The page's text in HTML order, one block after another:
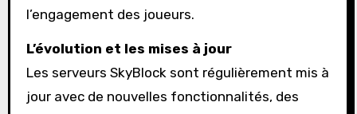
l’engagement des joueurs.
L’évolution et les mises à jour
Les serveurs SkyBlock sont régulièrement mis à
jour avec de nouvelles fonctionnalités, des